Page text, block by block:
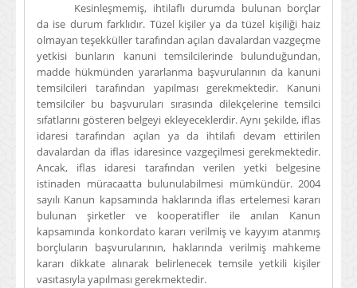
Kesinleşmemiş, ihtilaflı durumda bulunan borçlar
da ise durum farklıdır. Tüzel kişiler ya da tüzel kişiliği haiz
olmayan teşekküller tarafından açılan davalardan vazgeçme
yetkisi bunların kanuni temsilcilerinde bulunduğundan,
madde hükmünden yararlanma başvurularının da kanuni
temsilcileri tarafından yapılması gerekmektedir. Kanuni
temsilciler bu başvuruları sırasında dilekçelerine temsilci
sıfatlarını gösteren belgeyi ekleyeceklerdir. Aynı şekilde, iflas
idaresi tarafından açılan ya da ihtilafı devam ettirilen
davalardan da iflas idaresince vazgeçilmesi gerekmektedir.
Ancak, iflas idaresi tarafından verilen yetki belgesine
istinaden müracaatta bulunulabilmesi mümkündür. 2004
sayılı Kanun kapsamında haklarında iflas ertelemesi kararı
bulunan şirketler ve kooperatifler ile anılan Kanun
kapsamında konkordato kararı verilmiş ve kayyım atanmış
borçluların başvurularının, haklarında verilmiş mahkeme
kararı dikkate alınarak belirlenecek temsile yetkili kişiler
vasıtasıyla yapılması gerekmektedir.